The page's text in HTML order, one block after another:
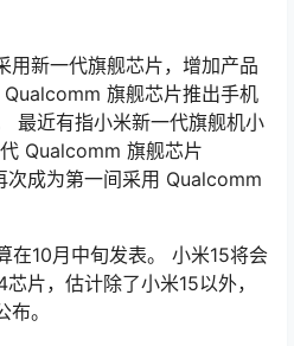
用新一代旗舰芯片，增加产品
旗舰芯片推出手机
最近有指小米新一代旗舰机小
Qualcomm 旗舰芯片
成为第一间采用 Qualcomm
在10月中旬发表。 小米15将会
片，估计除了小米15以外，
。